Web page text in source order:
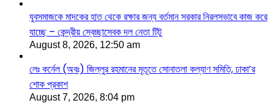
যুবসমাজকে মাদকের হাত থেকে রক্ষার জন্য বর্তমান সরকার নিরলসভাবে কাজ করে
যাচ্ছে – কেন্দ্রীয় স্বেচ্ছাসেবক দল নেতা টিটু
August 8, 2026, 12:50 am
লেঃ কর্নেল (অবঃ) জিল্লুর রহমানের মৃতূতে সোনাতলা কল্যাণ সমিতি, ঢাকা’র
শোক প্রকাশ
August 7, 2026, 8:04 pm